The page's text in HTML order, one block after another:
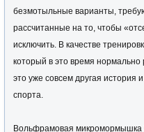
безмотыльные варианты,
рассчитанные на то, чтобы
исключить. В качестве
который в это время нормально
это уже совсем другая история
спорта.
Вольфрамовая микромормышка